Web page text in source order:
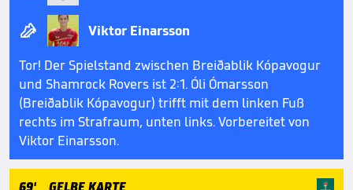

Viktor Einarsson
Tor! Der Spielstand zwischen Breiðablik Kópavogur
und Shamrock Rovers ist 2:1. Óli Ómarsson
(Breiðablik Kópavogur) trifft mit dem linken Fuß
rechts im Strafraum, unten links. Vorbereitet von
Viktor Einarsson.